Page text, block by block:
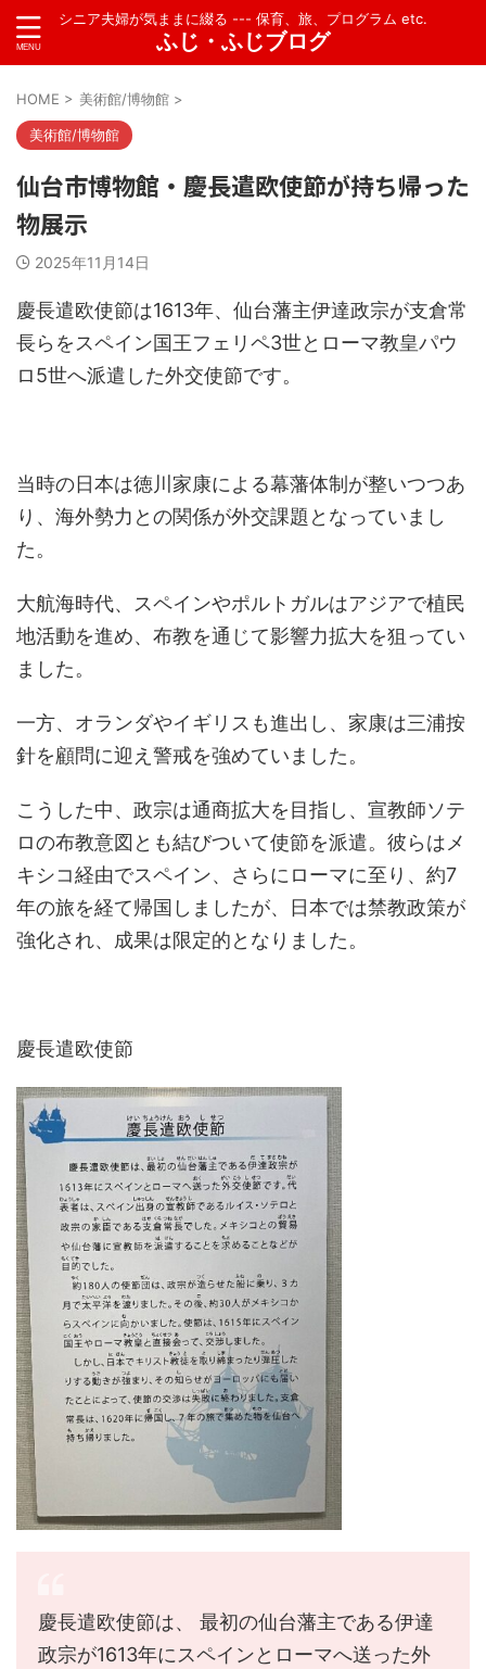
シニア夫婦が気ままに綴る --- 保育、旅、プログラム etc.
ふじ・ふじブログ
HOME > 美術館/博物館 >
美術館/博物館
仙台市博物館・慶長遣欧使節が持ち帰った
物展示
2025年11月14日
慶長遣欧使節は1613年、仙台藩主伊達政宗が支倉常
長らをスペイン国王フェリペ3世とローマ教皇パウ
ロ5世へ派遣した外交使節です。
当時の日本は徳川家康による幕藩体制が整いつつあ
り、海外勢力との関係が外交課題となっていまし
た。
大航海時代、スペインやポルトガルはアジアで植民
地活動を進め、布教を通じて影響力拡大を狙ってい
ました。
一方、オランダやイギリスも進出し、家康は三浦按
針を顧問に迎え警戒を強めていました。
こうした中、政宗は通商拡大を目指し、宣教師ソテ
ロの布教意図とも結びついて使節を派遣。彼らはメ
キシコ経由でスペイン、さらにローマに至り、約7
年の旅を経て帰国しましたが、日本では禁教政策が
強化され、成果は限定的となりました。
慶長遣欧使節
慶長遣欧使節は、 最初の仙台藩主である伊達
政宗が1613年にスペインとローマへ送った外